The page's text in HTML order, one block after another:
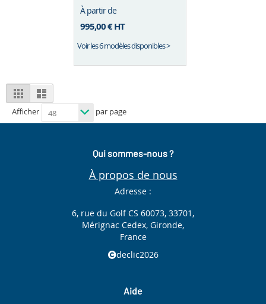
À partir de
995,00 €HT
Voir les 6 modèles disponibles >
View
as
Grid List
Afficher par page
Qui sommes-nous ?
À propos de nous
Adresse :
6, rue du Golf CS 60073, 33701,
Mérignac Cedex, Gironde,
France
declic2026
Aide